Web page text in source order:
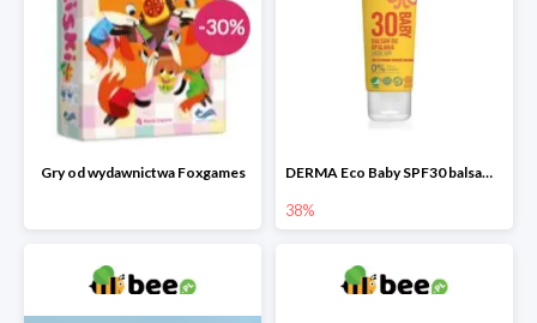
Gry od wydawnictwa Foxgames DERMA Eco Baby SPF30 balsam przeciwsłoneczny dla dzieci
38%